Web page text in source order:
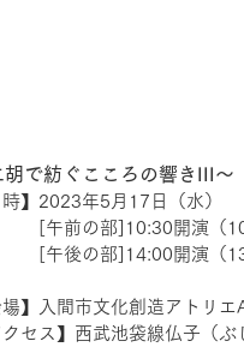
胡で紡ぐこころの響きIII〜
時】2023年5月17日（水）
前の部]10:30開演（
後の部]14:00開演（
場】入間市文化創造アトリ
クセス】西武池袋線仏子（